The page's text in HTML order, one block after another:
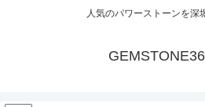
人気のパワーストーンを深